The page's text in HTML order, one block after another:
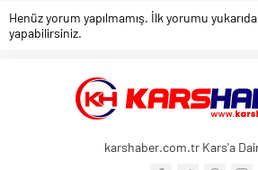
Henüz yorum yapılmamış. İlk yorumu
yapabilirsiniz.
karshaber.com.tr Kars'a